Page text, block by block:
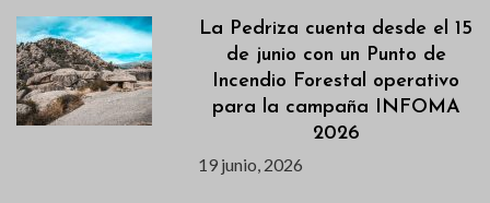
La Pedriza cuenta desde el 15
de junio con un Punto de
Incendio Forestal operativo
para la campaña INFOMA
2026
19 junio, 2026